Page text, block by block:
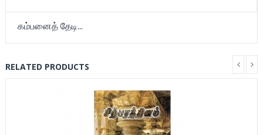
கம்பனைத் தேடி...
RELATED PRODUCTS